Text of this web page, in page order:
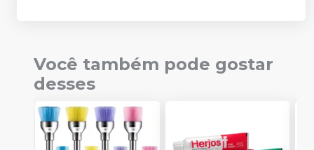
Você também pode gostar
desses